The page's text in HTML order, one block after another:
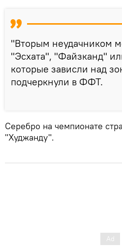
"Вторым неудачником
"Эсхата", "Файзканд"
которые зависли над
подчеркнули в ФФТ.
Серебро на чемпионате
"Худжанду".